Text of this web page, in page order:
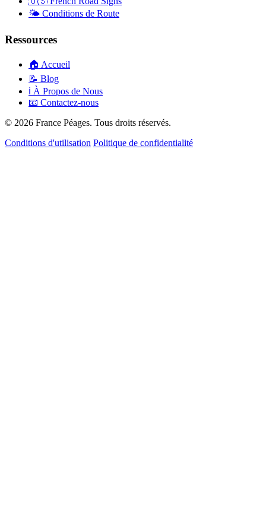
🌤️ Conditions de Route
Ressources
🏠 Accueil
📝 Blog
ℹ️ À Propos de Nous
📧 Contactez-nous
© 2026 France Péages. Tous droits réservés.
Conditions d'utilisation Politique de confidentialité